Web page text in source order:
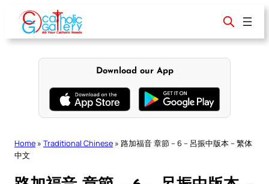
content
Download our App
Home » Traditional Chinese » 路加福音 章節 – 6 – 呂振中版本 – 繁体
中文